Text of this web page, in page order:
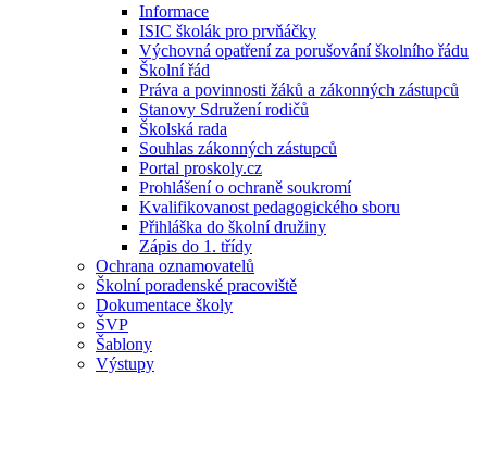
Informace
ISIC školák pro prvňáčky
Výchovná opatření za porušování školního řádu
Školní řád
Práva a povinnosti žáků a zákonných zástupců
Stanovy Sdružení rodičů
Školská rada
Souhlas zákonných zástupců
Portal proskoly.cz
Prohlášení o ochraně soukromí
Kvalifikovanost pedagogického sboru
Přihláška do školní družiny
Zápis do 1. třídy
Ochrana oznamovatelů
Školní poradenské pracoviště
Dokumentace školy
ŠVP
Šablony
Výstupy